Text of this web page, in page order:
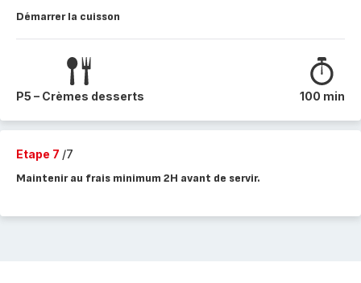
Démarrer la cuisson
P5 – Crèmes desserts 100 min
Etape 7 /7
Maintenir au frais minimum 2H avant de servir.